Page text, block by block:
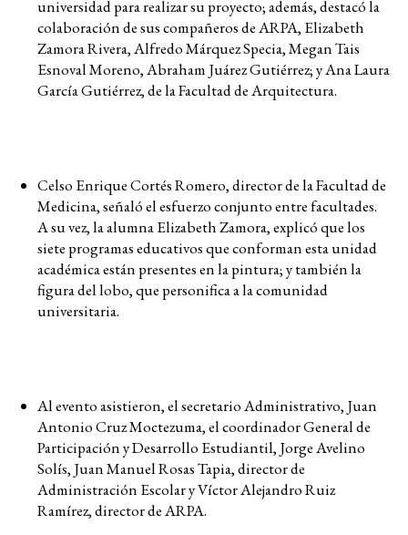
universidad para realizar su proyecto; además, destacó la
colaboración de sus compañeros de ARPA, Elizabeth
Zamora Rivera, Alfredo Márquez Specia, Megan Tais
Esnoval Moreno, Abraham Juárez Gutiérrez; y Ana Laura
García Gutiérrez, de la Facultad de Arquitectura.
Celso Enrique Cortés Romero, director de la Facultad de
Medicina, señaló el esfuerzo conjunto entre facultades.
A su vez, la alumna Elizabeth Zamora, explicó que los
siete programas educativos que conforman esta unidad
académica están presentes en la pintura; y también la
figura del lobo, que personifica a la comunidad
universitaria.
Al evento asistieron, el secretario Administrativo, Juan
Antonio Cruz Moctezuma, el coordinador General de
Participación y Desarrollo Estudiantil, Jorge Avelino
Solís, Juan Manuel Rosas Tapia, director de
Administración Escolar y Víctor Alejandro Ruiz
Ramírez, director de ARPA.